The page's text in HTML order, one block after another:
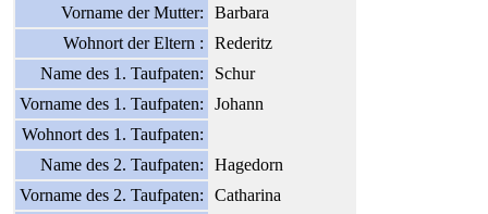
Vorname der Mutter:
Barbara
Wohnort der Eltern :
Rederitz
Name des 1. Taufpaten:
Schur
Vorname des 1. Taufpaten:
Johann
Wohnort des 1. Taufpaten:
Name des 2. Taufpaten:
Hagedorn
Vorname des 2. Taufpaten:
Catharina